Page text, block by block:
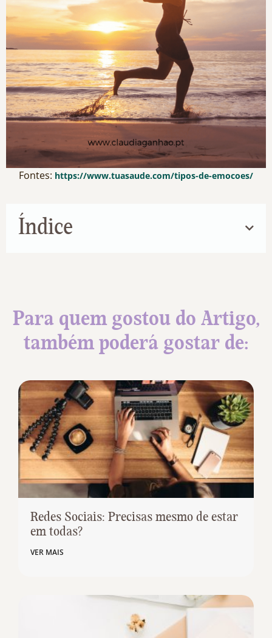
Fontes: https://www.tuasaude.com/tipos-de-emocoes/
Índice
Para quem gostou do Artigo,
também poderá gostar de:
Redes Sociais: Precisas mesmo de estar
em todas?
VER MAIS